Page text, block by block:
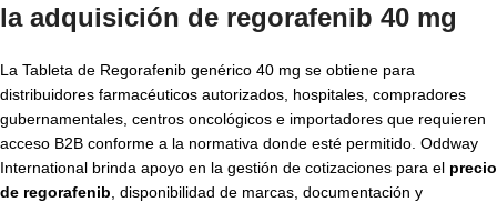
la adquisición de regorafenib 40 mg
La Tableta de Regorafenib genérico 40 mg se obtiene para
distribuidores farmacéuticos autorizados, hospitales, compradores
gubernamentales, centros oncológicos e importadores que requieren
acceso B2B conforme a la normativa donde esté permitido. Oddway
International brinda apoyo en la gestión de cotizaciones para el precio
de regorafenib , disponibilidad de marcas, documentación y